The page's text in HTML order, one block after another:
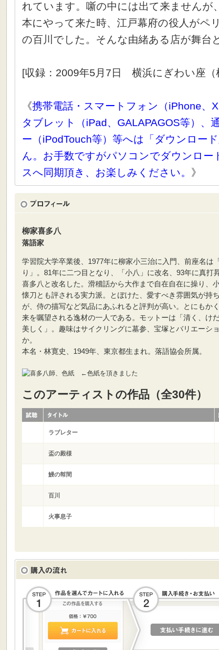
れています。噺の中には出て来ませんが
本にやって来た時、江戸幕府の役人がペ
の百川でした。そんな由緒ある店が舞台
[収録：2009年5月7日 横浜にぎわい座（
《携帯電話・スマートフォン（iPhone、
タブレット（iPad、GALAPAGOS等）、
ー（iPodTouch等）等へは「ダウンロー
ん。お手数ですがパソコンでダウンロー
スへ同期頂き、お楽しみください。 》
柳家喜多八
落語家
学習院大学卒業後、1977年に柳家小三治に入門、前座名は
り」。81年に二つ目となり、「小八」に改名、93年に真打
喜多八と改名した。滑稽話から大作まで自在自在に操り、
懐刀とも評される実力派。とぼけた、愛すべき雰囲気が持
が、侍の描写など気品にあふれると評判が高い。とにもか
来を嘱望される逸材の一人である。モットーは「清く、け
美しく」。趣味はサイクリングに墓参、宝塚とバリエーシ
か。
本名・林寛史、1949年、東京都生まれ。落語協会所属。
←色紙を頂きました
このアーティストの作品（全30件）
ラブレター
盃の殿様
鰻の幇間
百川
火事息子